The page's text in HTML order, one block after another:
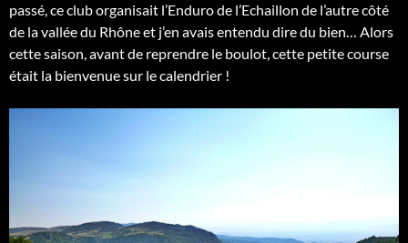
passé, ce club organisait l’Enduro de l’Echaillon de l’autre côté
de la vallée du Rhône et j’en avais entendu dire du bien… Alors
cette saison, avant de reprendre le boulot, cette petite course
était la bienvenue sur le calendrier !